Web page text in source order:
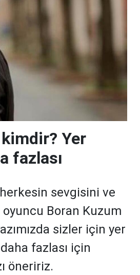
Yer
fazlası
sevgisini ve
Boran Kuzum
sizler için yer
fazlası için
öneririz.